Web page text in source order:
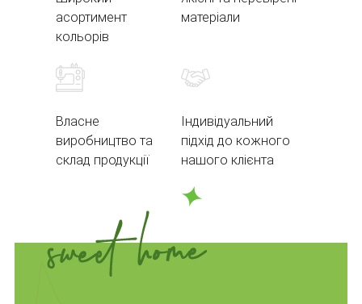
асортимент
кольорів
матеріали
Власне
виробництво та
склад продукції
Індивідуальний
підхід до кожного
нашого клієнта